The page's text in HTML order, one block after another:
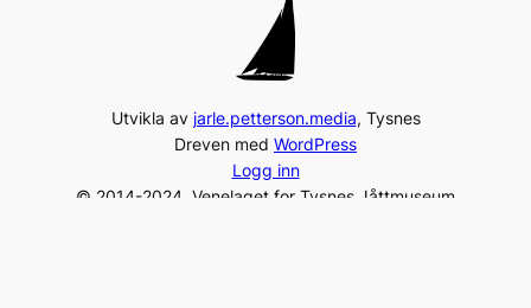
Utvikla av jarle.petterson.media, Tysnes
Dreven med WordPress
Logg inn
© 2014-2024, Venelaget for Tysnes Jåttmuseum